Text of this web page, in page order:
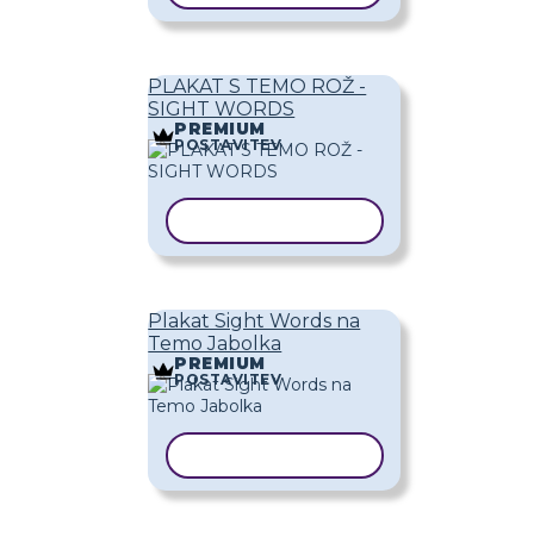
PLAKAT S TEMO ROŽ -
SIGHT WORDS
PREMIUM
POSTAVITEV
Plakat Sight Words na
Temo Jabolka
PREMIUM
POSTAVITEV